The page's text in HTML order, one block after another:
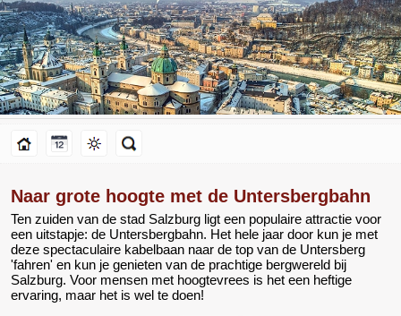
Naar grote hoogte met de Untersbergbahn
Ten zuiden van de stad Salzburg ligt een populaire attractie voor
een uitstapje: de Untersbergbahn. Het hele jaar door kun je met
deze spectaculaire kabelbaan naar de top van de Untersberg
'fahren' en kun je genieten van de prachtige bergwereld bij
Salzburg. Voor mensen met hoogtevrees is het een heftige
ervaring, maar het is wel te doen!